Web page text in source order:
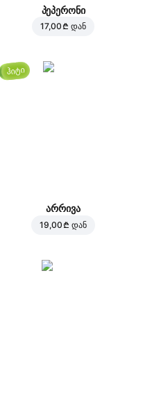
პეპერონი
17,00 ₾ დან
ჰიტი
არრივა
19,00 ₾ დან